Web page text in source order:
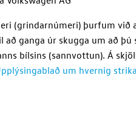
(grindarnúmeri) þurfum við
ganga úr skugga um að þú
bílsins (sannvottun). Á
um hvernig